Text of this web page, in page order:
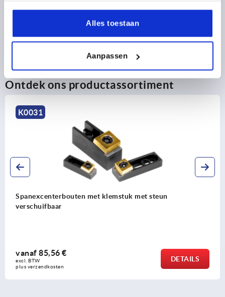
Alles toestaan
Aanpassen
DOWNLOADS
Ontdek ons productassortiment
K0031
met klemstuk met steun
85,56 €
BTW
verzendkosten
DETAILS